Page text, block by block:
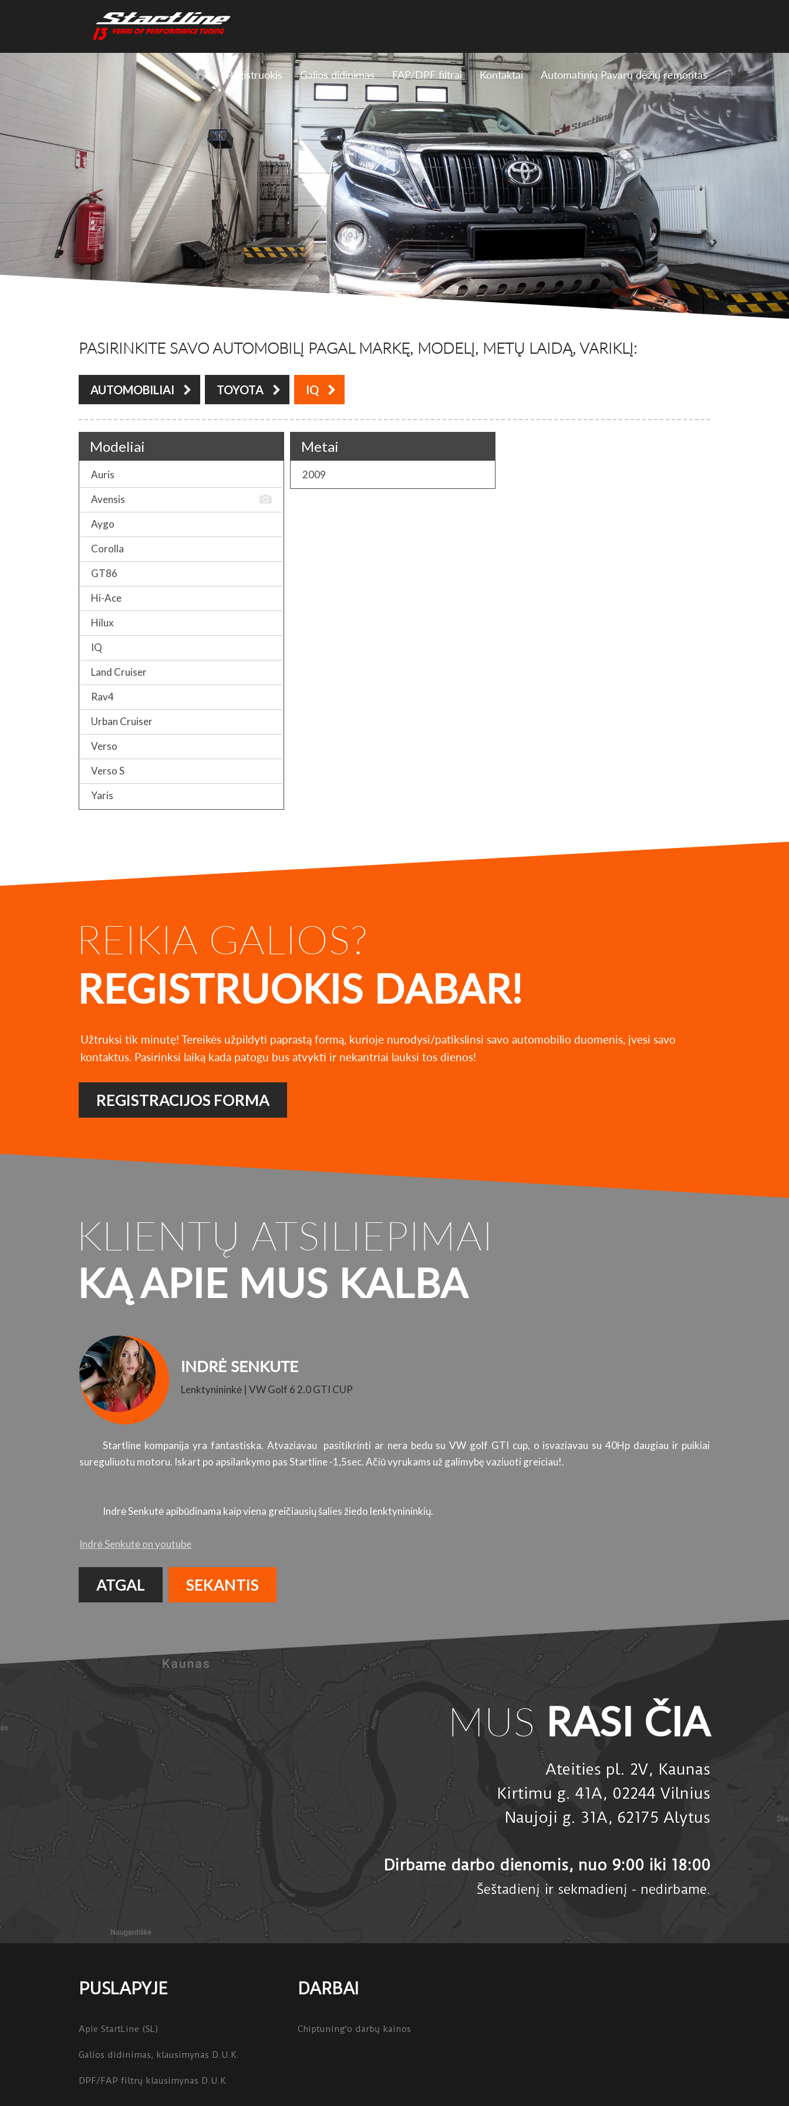
Registruokis Galios didinimas FAP/DPF filtrai Kontaktai Automatinių Pavarų dėžių remontas
PASIRINKITE SAVO AUTOMOBILĮ PAGAL MARKĘ, MODELĮ, METŲ LAIDĄ, VARIKLĮ:
AUTOMOBILIAI TOYOTA IQ
Modeliai
Auris
Avensis
Aygo
Corolla
GT86
Hi-Ace
Hilux
IQ
Land Cruiser
Rav4
Urban Cruiser
Verso
Verso S
Yaris
Metai
2009
REIKIA GALIOS?
REGISTRUOKIS DABAR!
Užtruksi tik minutę! Tereikės užpildyti paprastą formą, kurioje nurodysi/patikslinsi savo automobilio duomenis, įvesi savo
kontaktus. Pasirinksi laiką kada patogu bus atvykti ir nekantriai lauksi tos dienos!
REGISTRACIJOS FORMA
KLIENTŲ ATSILIEPIMAI
KĄ APIE MUS KALBA
INDRĖ SENKUTE
Lenktynininkė | VW Golf 6 2.0 GTI CUP
Startline kompanija yra fantastiska. Atvaziavau pasitikrinti ar nera bedu su VW golf GTI cup, o isvaziavau su 40Hp daugiau ir puikiai
sureguliuotu motoru. Iskart po apsilankymo pas Startline -1,5sec. Ačiū vyrukams už galimybę vaziuoti greiciau!.
Indrė Senkutė apibūdinama kaip viena greičiausių šalies žiedo lenktynininkių.
Indrė Senkutė on youtube
ATGAL SEKANTIS
MUS RASI ČIA
Ateities pl. 2V, Kaunas
Kirtimu g. 41A, 02244 Vilnius
Naujoji g. 31A, 62175 Alytus
Dirbame darbo dienomis, nuo 9:00 iki 18:00
Šeštadienį ir sekmadienį - nedirbame.
PUSLAPYJE
Apie StartLine (SL)
Galios didinimas, klausimynas D.U.K.
DPF/FAP filtrų klausimynas D.U.K.
DARBAI
Chiptuning'o darbų kainos